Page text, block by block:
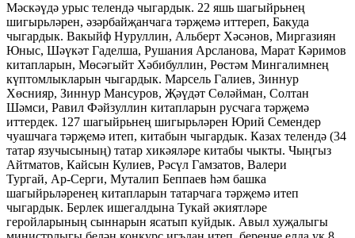
Мәскәүдә урыс телендә чыгардык. 22 яшь шагыйрьнең
шигырьләрен, әзәрбайҗанчага тәрҗемә иттереп, Бакуда
чыгардык. Вакыйф Нуруллин, Альберт Хәсәнов, Миргазиян
Юныс, Шәүкәт Гаделша, Рушания Арсланова, Марат Кәримов
китапларын, Мөсәгыйт Хәбибуллин, Рөстәм Мингалимнең
күптомлыкларын чыгардык. Марсель Галиев, Зиннур
Хөснияр, Зиннур Мансуров, Җәүдәт Сөләйман, Солтан
Шәмси, Равил Фәйзуллин китапларын русчага тәрҗемә
иттердек. 127 шагыйрьнең шигырьләрен Юрий Семендер
чуашчага тәрҗемә итеп, китабын чыгардык. Казах телендә (34
татар язучысының) татар хикәяләре китабы чыкты. Чыңгыз
Айтматов, Кайсын Кулиев, Рәсүл Гамзатов, Валери
Тургай, Ар-Серги, Муталип Беппаев һәм башка
шагыйрьләренең китапларын татарчага тәрҗемә итеп
чыгардык. Берлек ишегалдына Тукай әкиятләре
геройларының сыннарын ясатып куйдык. Авыл хуҗалыгы